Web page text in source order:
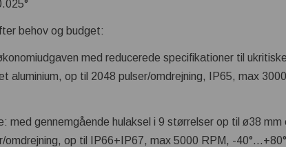
behov og budget:
med reducerede specifikationer til
aluminium, op til 2048 pulser/omdrejning, IP65, max
med gennemgående hulaksel i 9 størrelser op til ø38
omdrejning, op til IP66+IP67, max 5000 RPM, -